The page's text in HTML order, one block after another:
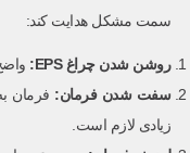
سمت مشکل هدایت کند:
روشن شدن چراغ EPS:
سفت شدن فرمان: فرمان
زیادی لازم است.